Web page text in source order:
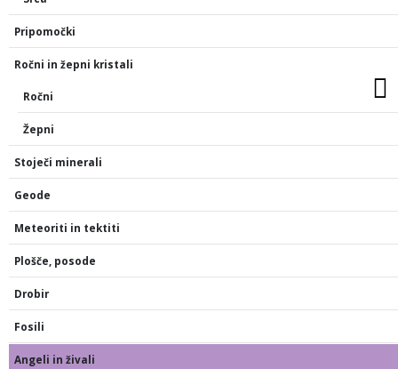
Pripomočki
Ročni in žepni kristali
Ročni
Žepni
Stoječi minerali
Geode
Meteoriti in tektiti
Plošče, posode
Drobir
Fosili
Angeli in živali